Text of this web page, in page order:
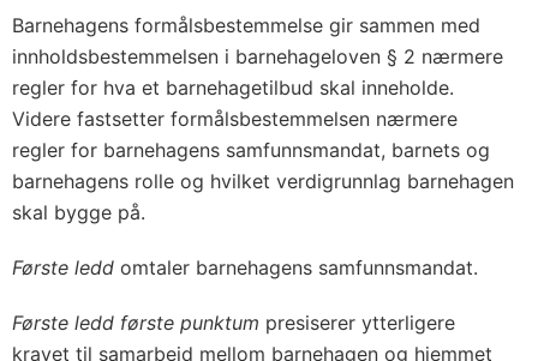
Barnehagens formålsbestemmelse gir sammen med
innholdsbestemmelsen i barnehageloven § 2 nærmere
regler for hva et barnehagetilbud skal inneholde.
Videre fastsetter formålsbestemmelsen nærmere
regler for barnehagens samfunnsmandat, barnets og
barnehagens rolle og hvilket verdigrunnlag barnehagen
skal bygge på.
Første ledd omtaler barnehagens samfunnsmandat.
Første ledd første punktum presiserer ytterligere
kravet til samarbeid mellom barnehagen og hjemmet